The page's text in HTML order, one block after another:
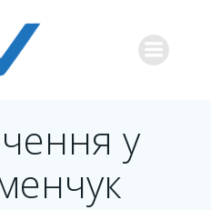
содержимому
у